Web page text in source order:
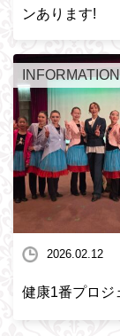
ンあります!
INFORMATION
2026.02.12
健康1番プロジ